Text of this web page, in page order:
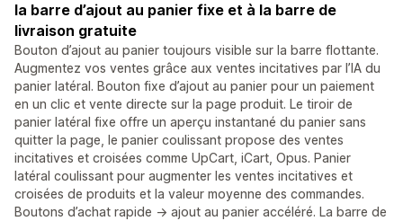
la barre d’ajout au panier fixe et à la barre de
livraison gratuite
Bouton d’ajout au panier toujours visible sur la barre flottante.
Augmentez vos ventes grâce aux ventes incitatives par l’IA du
panier latéral. Bouton fixe d’ajout au panier pour un paiement
en un clic et vente directe sur la page produit. Le tiroir de
panier latéral fixe offre un aperçu instantané du panier sans
quitter la page, le panier coulissant propose des ventes
incitatives et croisées comme UpCart, iCart, Opus. Panier
latéral coulissant pour augmenter les ventes incitatives et
croisées de produits et la valeur moyenne des commandes.
Boutons d’achat rapide -> ajout au panier accéléré. La barre de